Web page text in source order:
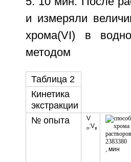
и измеряли
хрома(VI) в
методом
Таблица 2
Кинетика
экстракции
№ опыта
V
o:Vв
, мин